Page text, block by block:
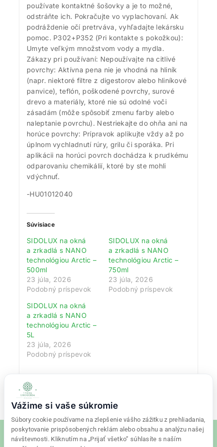
používate kontaktné šošovky a je to možné,
odstráňte ich. Pokračujte vo vyplachovaní. Ak
podráždenie očí pretrváva, vyhľadajte lekársku
pomoc. P302+P352 (Pri kontakte s pokožkou):
Umyte veľkým množstvom vody a mydla.
Zákazy pri používaní: Nepoužívajte na citlivé
povrchy: Aktívna pena nie je vhodná na hliník
(napr. niektoré filtre z digestorov alebo hliníkové
panvice), teflón, poškodené povrchy, surové
drevo a materiály, ktoré nie sú odolné voči
zásadám (môže spôsobiť zmenu farby alebo
naleptanie povrchu). Nestriekajte do ohňa ani na
horúce povrchy: Prípravok aplikujte vždy až po
úplnom vychladnutí rúry, grilu či sporáka. Pri
aplikácii na horúci povrch dochádza k prudkému
odparovaniu chemikálií, ktoré by ste mohli
vdýchnuť. ​ ​​
-HU01012040
Súvisiace
SIDOLUX na okná
a zrkadlá s NANO
technológiou Arctic –
500ml
23 júla, 2026
Podobný príspevok
SIDOLUX na okná
a zrkadlá s NANO
technológiou Arctic –
750ml
23 júla, 2026
Podobný príspevok
SIDOLUX na okná
a zrkadlá s NANO
technológiou Arctic –
5L
23 júla, 2026
Podobný príspevok
Vážime si vaše súkromie
Súbory cookie používame na zlepšenie vášho zážitku z prehliadania,
poskytovanie prispôsobených reklám alebo obsahu a analýzu našej
návštevnosti. Kliknutím na „Prijať všetko” súhlasíte s naším